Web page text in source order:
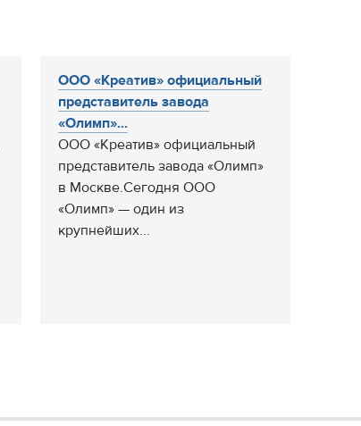
ООО «Креатив» официальный
представитель завода
«Олимп»...
ООО «Креатив» официальный
представитель завода «Олимп»
в Москве.Сегодня ООО
«Олимп» — один из
крупнейших...